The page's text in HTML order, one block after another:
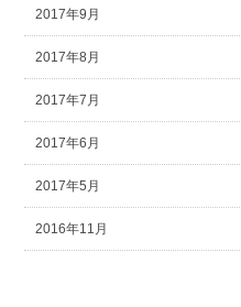
2017年9月
2017年8月
2017年7月
2017年6月
2017年5月
2016年11月